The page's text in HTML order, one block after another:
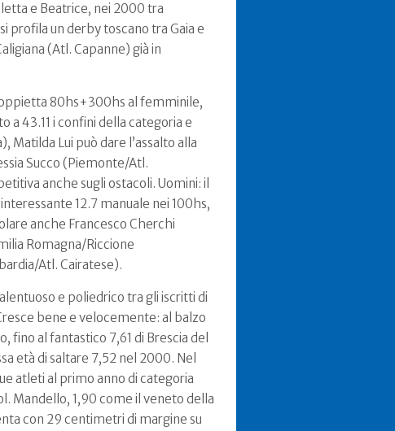
e Beatrice, nei 2000 tra
profila un derby toscano tra Gaia e
(Atl. Capanne) già in
80hs+300hs al femminile,
a 43.11 i confini della categoria e
Matilda Lui può dare l’assalto alla
Succo (Piemonte/Atl.
anche sugli ostacoli. Uomini: il
12.7 manuale nei 100hs,
anche Francesco Cherchi
Romagna/Riccione
Atl. Cairatese).
e poliedrico tra gli iscritti di
bene e velocemente: al balzo
fino al fantastico 7,61 di Brescia del
età di saltare 7,52 nel 2000. Nel
atleti al primo anno di categoria
Mandello, 1,90 come il veneto della
con 29 centimetri di margine su